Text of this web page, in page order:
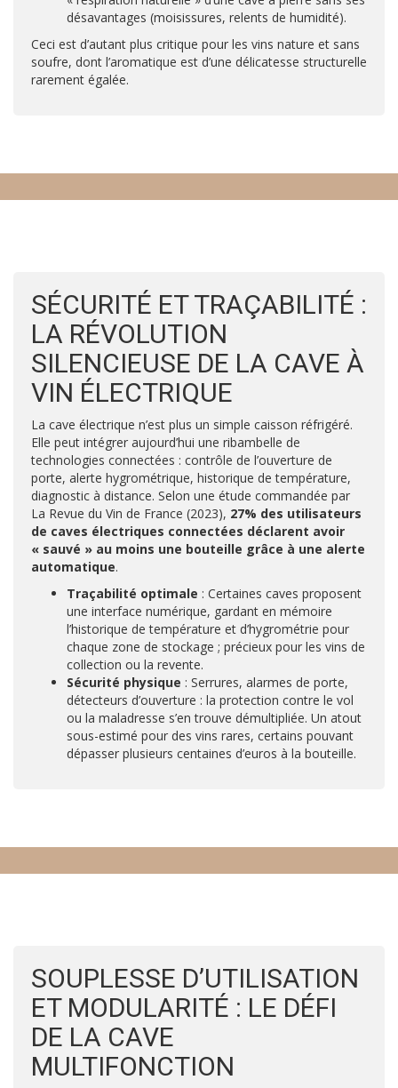
désavantages (moisissures, relents de humidité).
Ceci est d’autant plus critique pour les vins nature et sans
soufre, dont l’aromatique est d’une délicatesse structurelle
rarement égalée.
SÉCURITÉ ET TRAÇABILITÉ :
LA RÉVOLUTION
SILENCIEUSE DE LA CAVE À
VIN ÉLECTRIQUE
La cave électrique n’est plus un simple caisson réfrigéré.
Elle peut intégrer aujourd’hui une ribambelle de
technologies connectées : contrôle de l’ouverture de
porte, alerte hygrométrique, historique de température,
diagnostic à distance. Selon une étude commandée par
La Revue du Vin de France (2023), 27% des utilisateurs
de caves électriques connectées déclarent avoir
« sauvé » au moins une bouteille grâce à une alerte
automatique.
Traçabilité optimale : Certaines caves proposent
une interface numérique, gardant en mémoire
l’historique de température et d’hygrométrie pour
chaque zone de stockage ; précieux pour les vins de
collection ou la revente.
Sécurité physique : Serrures, alarmes de porte,
détecteurs d’ouverture : la protection contre le vol
ou la maladresse s’en trouve démultipliée. Un atout
sous-estimé pour des vins rares, certains pouvant
dépasser plusieurs centaines d’euros à la bouteille.
SOUPLESSE D’UTILISATION
ET MODULARITÉ : LE DÉFI
DE LA CAVE
MULTIFONCTION